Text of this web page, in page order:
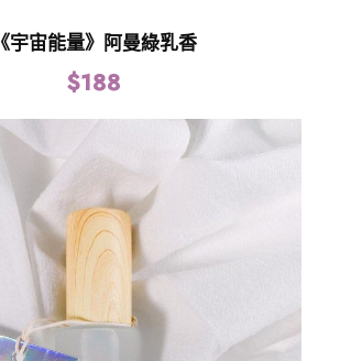
《宇宙能量》阿曼綠乳香
$188